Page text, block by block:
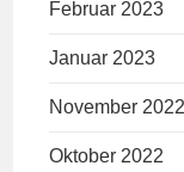
Februar 2023
Januar 2023
November 2022
Oktober 2022